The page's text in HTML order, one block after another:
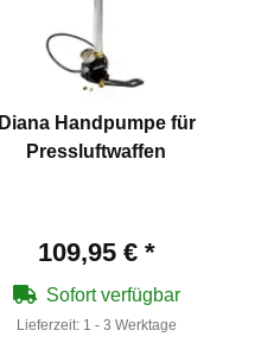
Diana Handpumpe für
Pressluftwaffen
109,95 € *
Sofort verfügbar
Lieferzeit: 1 - 3 Werktage